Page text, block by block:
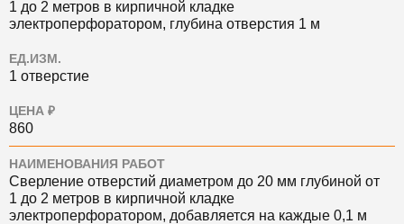
1 до 2 метров в кирпичной кладке
электроперфоратором, глубина отверстия 1 м
ЕД.ИЗМ.
1 отверстие
ЦЕНА ₽
860
НАИМЕНОВАНИЯ РАБОТ
Сверление отверстий диаметром до 20 мм глубиной от
1 до 2 метров в кирпичной кладке
электроперфоратором, добавляется на каждые 0,1 м